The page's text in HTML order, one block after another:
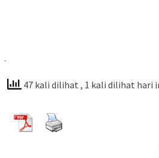
.
47 kali dilihat , 1 kali dilihat hari